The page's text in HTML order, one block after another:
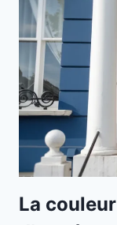
La